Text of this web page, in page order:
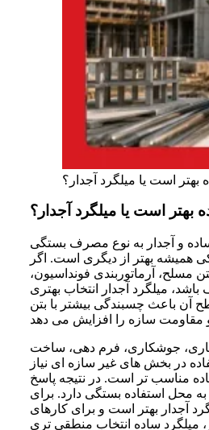
بهتر است یا میلگرد آجدار؟
بهتر است یا میلگرد آجدار؟
ساده و آجدار به نوع مصرف بستگی
همیشه بهتر از دیگری است. اگر
مسلح، آرماتوربندی فونداسیون،
میلگرد آجدار انتخاب بهتری
آن باعث چسبندگی بیشتر با بتن
جوشکاری، فرم دهی، ساخت
در بخش های غیر سازه ای نیاز
مناسب تر است. در نتیجه پاسخ
محل استفاده بستگی دارد. برای
آجدار بهتر است و برای کارهای
میلگرد ساده انتخاب منطقی تری